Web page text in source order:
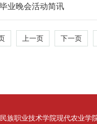
业晚会活动简讯
上一页 下一页
族职业技术学院现代农业学